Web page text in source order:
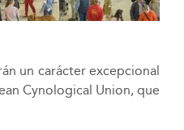
un carácter excepcional
Cynological Union, que